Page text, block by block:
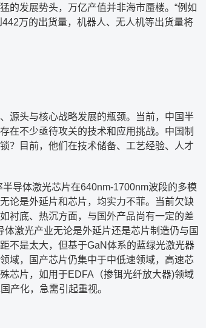
的发展势头，万亿产值并非海市蜃楼。 “例如
442万的出货量，机器人、无人机等出货量将
源头与核心战略发展的瓶颈。当前，中国半
在不少亟待攻关的技术和应用挑战。中国制
？目前，他们在技术储备、工艺经验、人才
半导体激光芯片在640nm-1700nm波段的多模
论是外延片和芯片，均实力不菲。当前欠缺
衬底、热沉方面，与国外产品尚有一定的差
体激光产业无论是外延片还是芯片制造仍与国
不是太大，但基于GaN体系的蓝绿光激光器
域，国产芯片仍集中于中低速领域，高速芯
芯片，如用于EDFA （掺铒光纤放大器)领域
产化，急需引起重视。